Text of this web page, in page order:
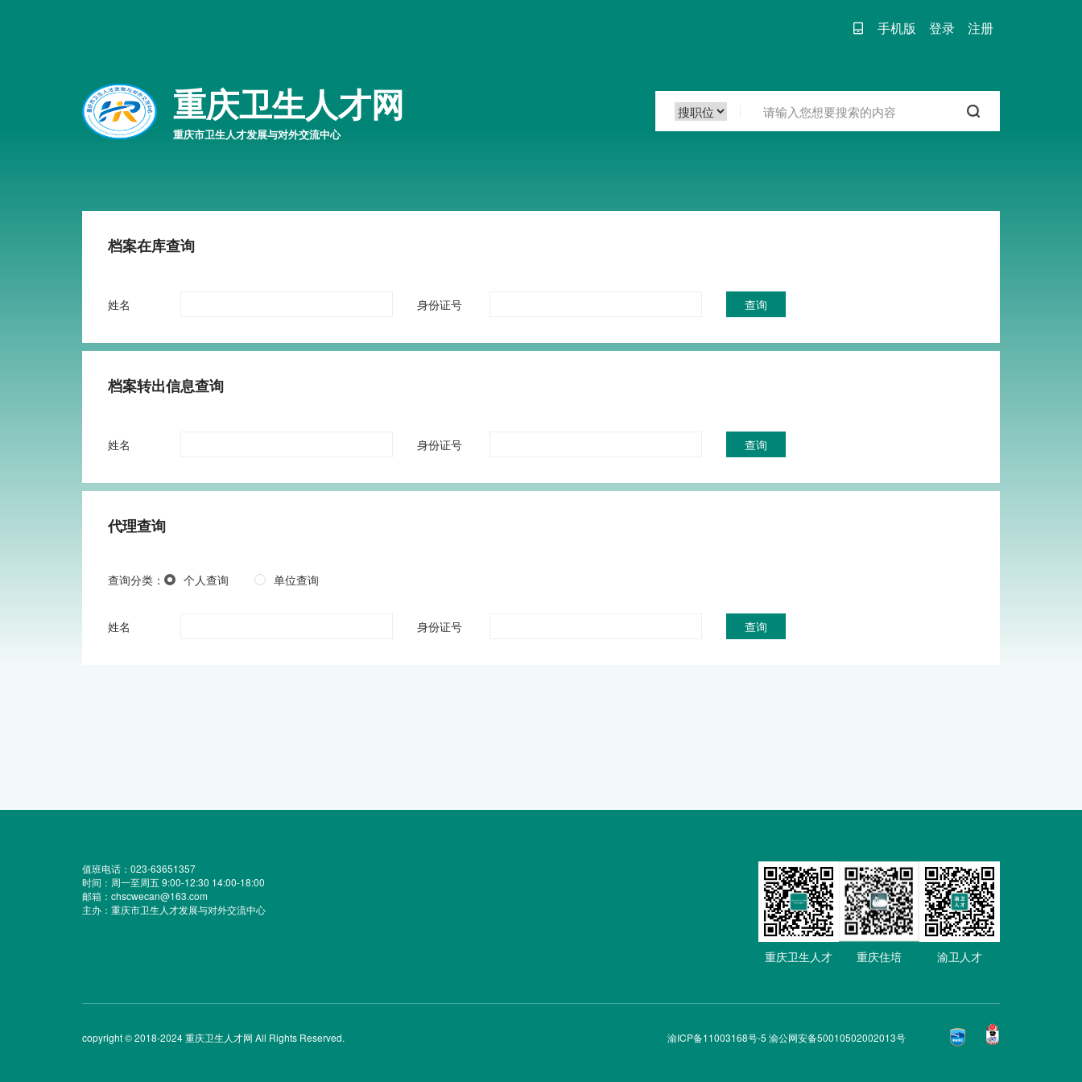
手机版 登录 注册
重庆卫生人才网
重庆市卫生人才发展与对外交流中心
档案在库查询
姓名 身份证号 查询
档案转出信息查询
姓名 身份证号 查询
代理查询
查询分类： 个人查询 单位查询
姓名 身份证号 查询
值班电话：023-63651357
时间：周一至周五 9:00-12:30 14:00-18:00
邮箱：chscwecan@163.com
主办：重庆市卫生人才发展与对外交流中心
重庆卫生人才 重庆住培 渝卫人才
copyright © 2018-2024 重庆卫生人才网 All Rights Reserved. 渝ICP备11003168号-5 渝公网安备50010502002013号